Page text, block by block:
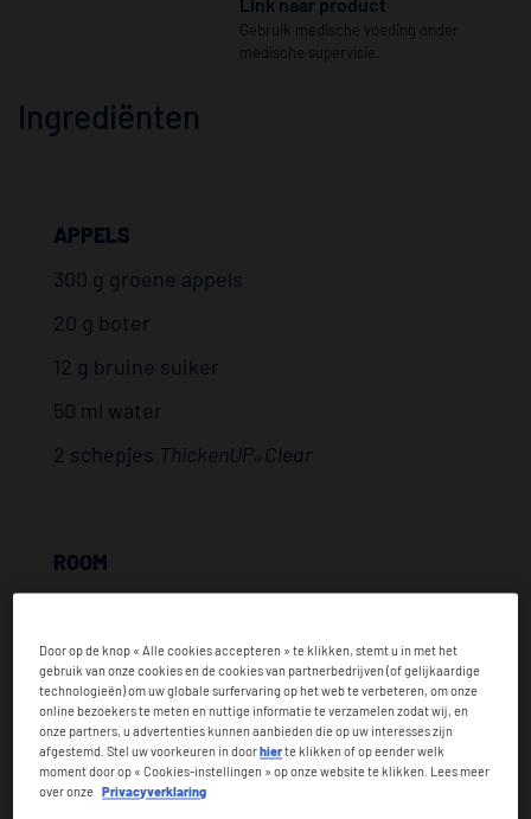
Ingrediënten
APPELS
300 g groene appels
20 g boter
12 g bruine suiker
50 ml water
2 schepjes ThickenUP Clear
ROOM
1 schepThickenUP®Clear
Bereiding
APPELS
Gebruik medische voeding onder
medische supervisie.
Door op de knop « Alle cookies accepteren » te klikken, stemt u in met het
gebruik van onze cookies en de cookies van partnerbedrijven (of gelijkaardige
technologieën) om uw globale surfervaring op het web te verbeteren, om onze
online bezoekers te meten en nuttige informatie te verzamelen zodat wij, en
onze partners, u advertenties kunnen aanbieden die op uw interesses zijn
afgestemd. Stel uw voorkeuren in doorhierte klikken of op eender welk
moment door op « Cookies-instellingen » op onze website te klikken. Lees meer
over onze Privacyverklaring